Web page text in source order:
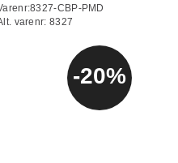
8327-CBP-PMD
varenr: 8327
20%